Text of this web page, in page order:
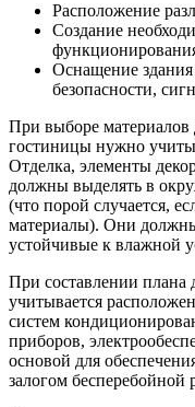
Расположение
Создание
Оснащение
безопасности,
При выборе материалов
гостиницы нужно
Отделка, элементы
должны выделять в
(что порой случается,
материалы). Они
устойчивые к влажной
При составлении плана
учитывается
систем
приборов,
основой для
залогом бесперебойной